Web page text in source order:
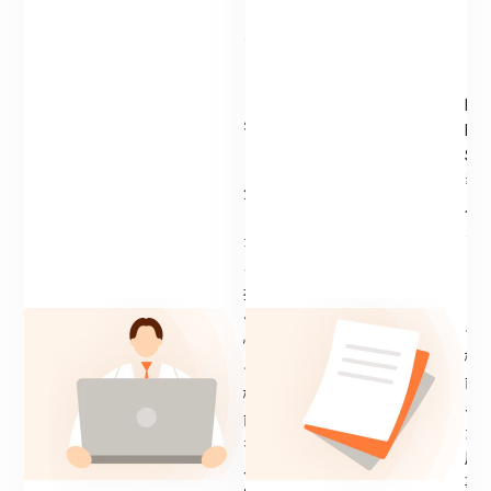
案
気
な
る
操
作
性
や
機
能
を
、
Sの
導
や
機
能
、
活
用
事